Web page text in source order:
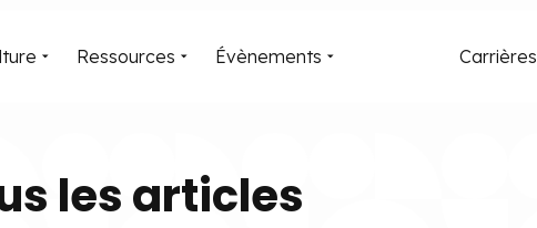
Ressources Évènements Carrières
lesarticles